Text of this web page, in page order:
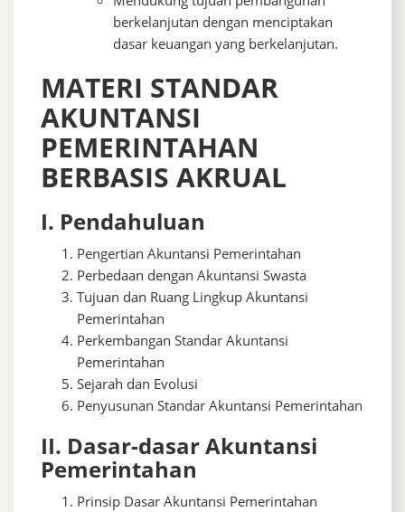
berkelanjutan dengan menciptakan
dasar keuangan yang berkelanjutan.
MATERI STANDAR
AKUNTANSI
PEMERINTAHAN
BERBASIS AKRUAL
I. Pendahuluan
Pengertian Akuntansi Pemerintahan
Perbedaan dengan Akuntansi Swasta
Tujuan dan Ruang Lingkup Akuntansi
Pemerintahan
Perkembangan Standar Akuntansi
Pemerintahan
Sejarah dan Evolusi
Penyusunan Standar Akuntansi Pemerintahan
II. Dasar-dasar Akuntansi
Pemerintahan
Prinsip Dasar Akuntansi Pemerintahan